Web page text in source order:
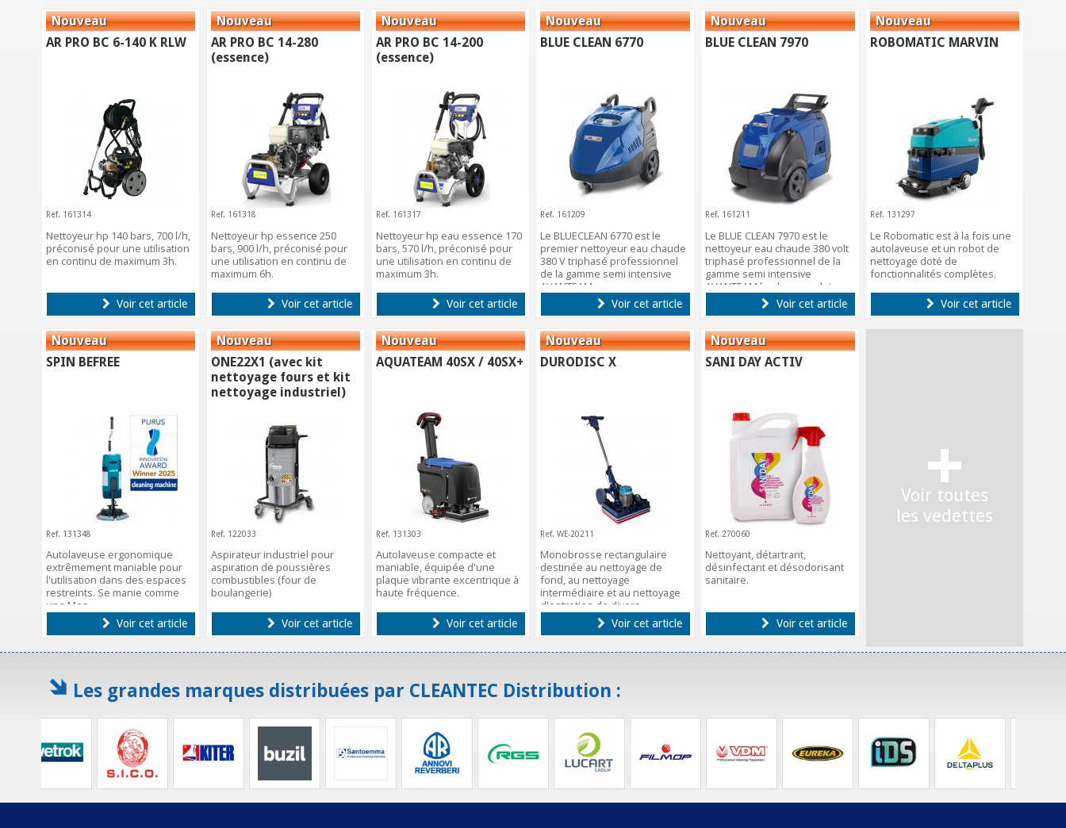
AR PRO BC 6-140 K RLW
Ref. 161314
Nettoyeur hp 140 bars, 700 l/h,
préconisé pour une utilisation
en continu de maximum 3h.
Voir cet article
AR PRO BC 14-280
(essence)
Ref. 161318
Nettoyeur hp essence 250
bars, 900 l/h, préconisé pour
une utilisation en continu de
maximum 6h.
Voir cet article
AR PRO BC 14-200
(essence)
Ref. 161317
Nettoyeur hp eau essence 170
bars, 570 l/h, préconisé pour
une utilisation en continu de
maximum 3h.
Voir cet article
BLUE CLEAN 6770
Ref. 161209
Le BLUECLEAN 6770 est le
premier nettoyeur eau chaude
380 V triphasé professionnel
de la gamme semi intensive
AVANTEAM.
Voir cet article
BLUE CLEAN 7970
Ref. 161211
Le BLUE CLEAN 7970 est le
nettoyeur eau chaude 380 volt
triphasé professionnel de la
gamme semi intensive
AVANTEAM le plus complet.
Voir cet article
ROBOMATIC MARVIN
Ref. 131297
Le Robomatic est à la fois une
autolaveuse et un robot de
nettoyage doté de
fonctionnalités complètes.
Voir cet article
SPIN BEFREE
Ref. 131348
Autolaveuse ergonomique
extrêmement maniable pour
l'utilisation dans des espaces
restreints. Se manie comme
une Mop.
Voir cet article
ONE22X1 (avec kit
nettoyage fours et kit
nettoyage industriel)
Ref. 122033
Aspirateur industriel pour
aspiration de poussières
combustibles (four de
boulangerie)
Voir cet article
AQUATEAM 40SX / 40SX+
Ref. 131303
Autolaveuse compacte et
maniable, équipée d'une
plaque vibrante excentrique à
haute fréquence.
Voir cet article
DURODISC X
Ref. WE-20211
Monobrosse rectangulaire
destinée au nettoyage de
fond, au nettoyage
intermédiaire et au nettoyage
d'entretien de divers
revêtements de sol.Voir cet article
SANI DAY ACTIV
Ref. 270060
Nettoyant, détartrant,
désinfectant et désodorisant
sanitaire.
Voir cet article
+
Voir toutes
les vedettes
Les grandes marques distribuées par CLEANTEC Distribution :